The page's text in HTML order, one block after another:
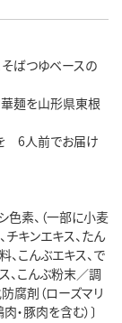
ばつゆベースの
華麺を山形県東根
6人前でお届け
色素、（一部に小麦
チキンエキス、たん
こんぶエキス、で
、こんぶ粉末／調
腐剤（ローズマリ
・豚肉を含む）〕